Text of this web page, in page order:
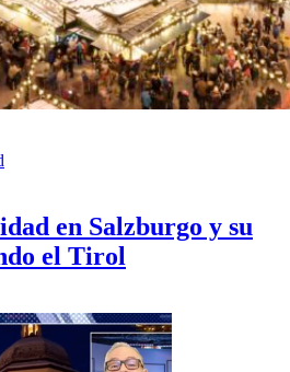
en Salzburgo y su
el Tirol